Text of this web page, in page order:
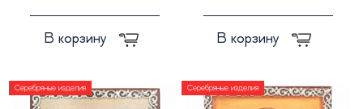
В корзину В корзину
Серебряные изделия Серебряные изделия